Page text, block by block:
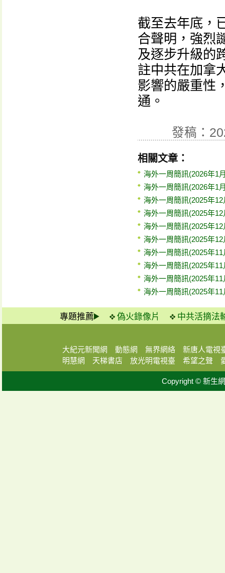
截至去年底，
合聲明，強烈
及逐步升級的
註中共在加拿
影響的嚴重性
通。
發稿：
相關文章：
海外一周簡訊(2026年1
海外一周簡訊(2026年1
海外一周簡訊(2025年12
海外一周簡訊(2025年12
海外一周簡訊(2025年12
海外一周簡訊(2025年12
海外一周簡訊(2025年11
海外一周簡訊(2025年11
海外一周簡訊(2025年11
海外一周簡訊(2025年11
專題推薦 偽火錄像片 中共活摘法
大紀元新聞網 動態網 無界網絡
新唐人電視
明慧網
天梯書店 放光明電視臺 希望之聲
Copyright © 新生